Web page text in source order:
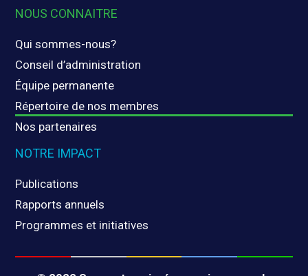
NOUS CONNAITRE
Qui sommes-nous?
Conseil d’administration
Équipe permanente
Répertoire de nos membres
Nos partenaires
NOTRE IMPACT
Publications
Rapports annuels
Programmes et initiatives